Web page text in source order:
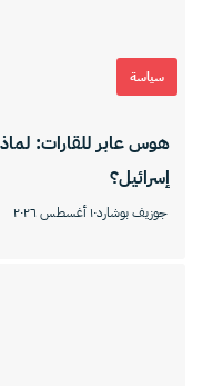
سياسة
​هوس عابر للقارات:
إسرائيل؟
جوزيف بوشارد١٠ أغسطس ٢٠٢٦